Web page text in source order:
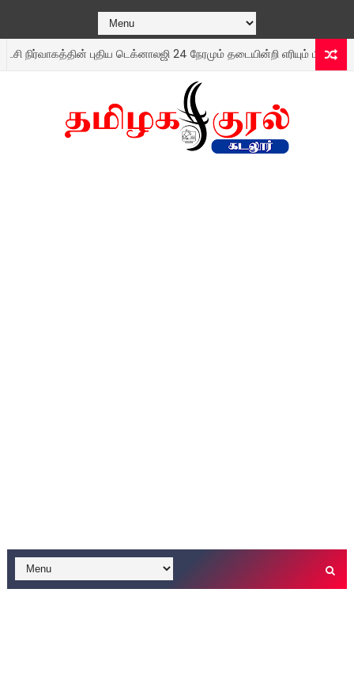
புதிய டெக்னாலஜி 24 நேரமும் தடையின்றி எரியும் மின்